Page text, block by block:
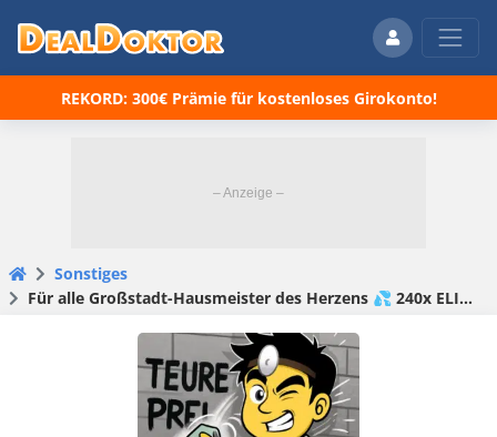
REKORD: 300€ Prämie für kostenloses Girokonto!
Sonstiges
Für alle Großstadt-Hausmeister des Herzens 💦 240x ELIX Anti-Graffiti Tücher für 31,92€ 🤑 fast 50€ gespart